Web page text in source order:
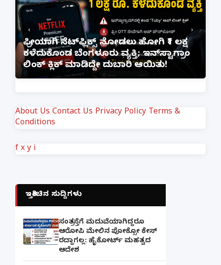
ಅತ್ತೆಯನ್ನು ವಿವಾಹವಾದ
ಫ್ರೀಯಾಗಿ ನೆಟ್‌ಫ್ಲಿಕ್ಸ್
ಕಳೆದುಕೊಂಡ ಬೆಂಗಳೂರು
ಲಿಂಕ್ ಕ್ಲಿಕ್ ಮಾಡಿದ್ದೇ
‹ ›
About Us Contact Us Privacy Policy Terms &
Conditions
f x y i
ಇತ್ತೀಚಿನ ಸುದ್ದಿಗಳು
ಸಂತ್ರಸ್ತೆಗೆ ಮದುವೆಯಾಗಿದ್ದರೂ
ಆರೋಪಿ ಮೇಲಿನ ಪೋಕ್ಸೋ ಕೇಸ್
ರದ್ದಾಗಲ್ಲ: ಹೈಕೋರ್ಟ್ ಮಹತ್ವದ
ಆದೇಶ